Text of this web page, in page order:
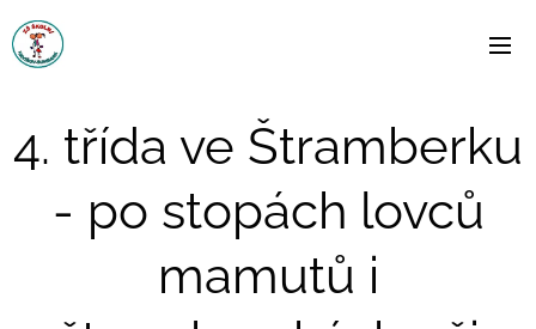
4. třída ve Štramberku
- po stopách lovců
mamutů i